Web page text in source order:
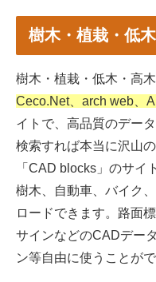
樹木・植栽・低
樹木・植栽・低木・高
Ceco.Net、arch web、
イトで、高品質のデー
検索すれば本当に沢山
「CAD blocks」のサイ
樹木、自動車、バイク
ロードできます。路面
サインなどのCADデー
ン等自由に使うことがで